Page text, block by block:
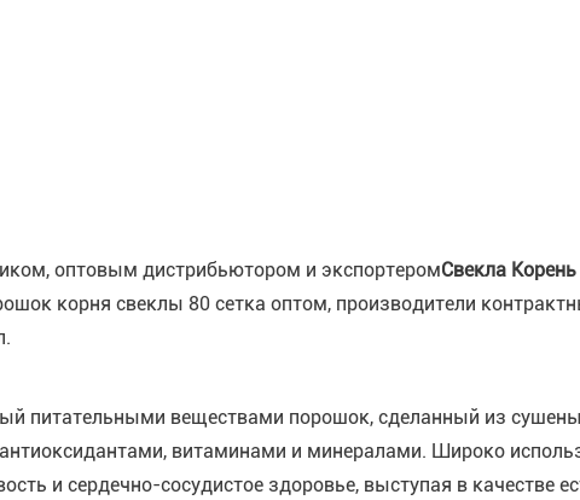
оптовым дистрибьютором и экспортеромСвекла
корня свеклы 80 сетка оптом, производители
питательными веществами порошок, сделанный из
витаминами и минералами. Широко
и сердечно-сосудистое здоровье, выступая в качестве